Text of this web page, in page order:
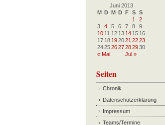
Juni 2013
M D M D F S S
« Mai Jul »
1
2
3
4 5 6 7 8
9
10 11 12 13 14 15 16
17 18 192021 2223
24252627282930
Seiten
Chronik
Datenschutzerklärung
Impressum
Teams/Termine